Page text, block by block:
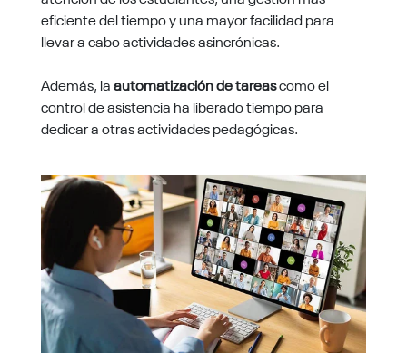
eficiente del tiempo y una mayor facilidad para
llevar a cabo actividades asincrónicas.
Además, laautomatización de tareascomo el
control de asistencia ha liberado tiempo para
dedicar a otras actividades pedagógicas.